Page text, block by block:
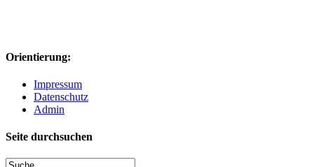
Orientierung:
Impressum
Datenschutz
Admin
Seite durchsuchen